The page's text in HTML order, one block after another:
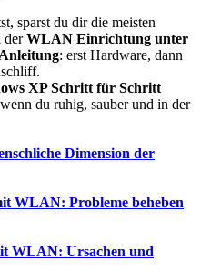
sparst du dir die meisten
derWLAN Einrichtung unter
: erst Hardware, dann
XP Schritt für Schritt
du ruhig, sauber und in der
Dimension der
WLAN: Probleme beheben
WLAN: Ursachen und